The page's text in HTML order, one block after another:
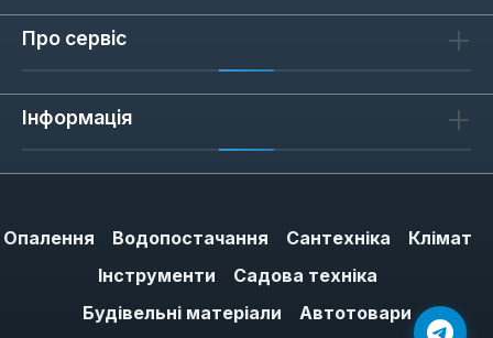
Про сервіс
Інформація
Опалення Водопостачання Сантехніка
Клімат
Інструменти
Садова техніка
Будівельні матеріали
Автотовари